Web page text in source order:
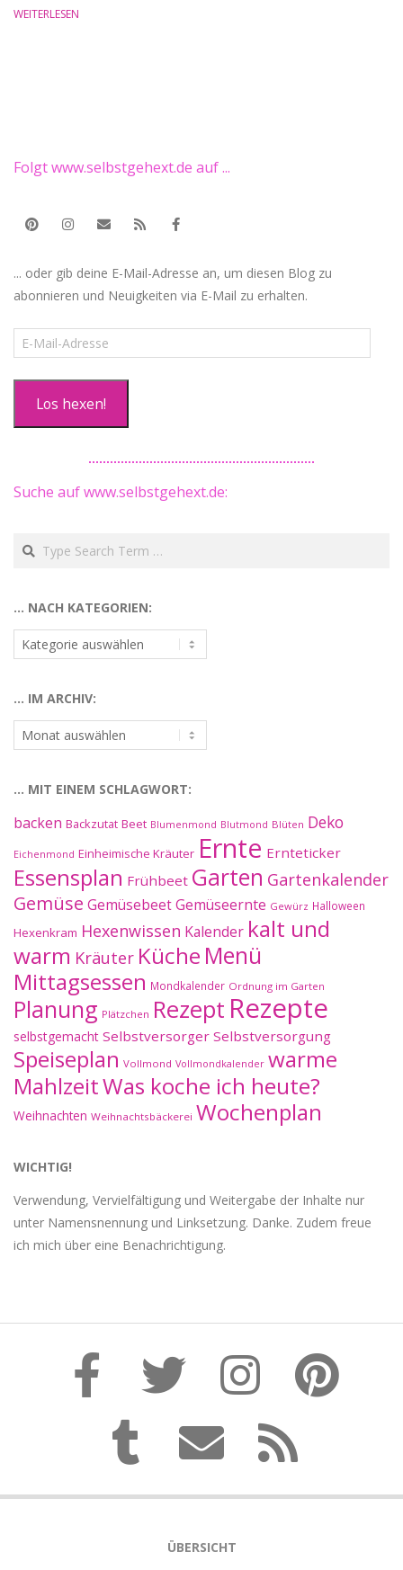
WEITERLESEN
Folgt www.selbstgehext.de auf ...
... oder gib deine E-Mail-Adresse an, um diesen Blog zu
abonnieren und Neuigkeiten via E-Mail zu erhalten.
E-
Mail-
Los hexen!
Suche auf www.selbstgehext.de:
Search
… NACH KATEGORIEN:
…
nach
… IM ARCHIV:
…
im
… MIT EINEM SCHLAGWORT:
backen Backzutat Beet Blumenmond Blutmond Blüten Deko
Eichenmond Einheimische Kräuter Ernte Ernteticker
Essensplan Frühbeet Garten Gartenkalender
Gemüse GemüsebeetGemüseernte Gewürz Halloween
Hexenkram Hexenwissen Kalender kalt und
warm Kräuter Küche Menü
Mittagsessen Mondkalender Ordnung im Garten
Planung Plätzchen Rezept Rezepte
selbstgemacht Selbstversorger Selbstversorgung
Speiseplan Vollmond Vollmondkalender warme
MahlzeitWas koche ich heute?
Weihnachten Weihnachtsbäckerei Wochenplan
WICHTIG!
Verwendung, Vervielfältigung und Weitergabe der Inhalte nur
unter Namensnennung und Linksetzung. Danke. Zudem freue
ich mich über eine Benachrichtigung.
ÜBERSICHT